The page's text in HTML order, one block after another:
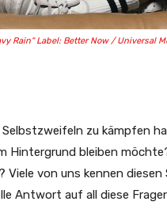
Rain“ Label: Better Now / Universal
zu kämpfen
Hintergrund bleiben
von uns kennen diesen
Antwort auf all diese